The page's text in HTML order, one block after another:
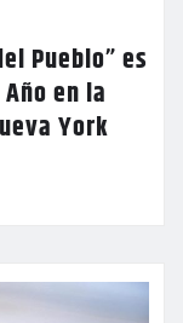
Pueblo” es
en la
York